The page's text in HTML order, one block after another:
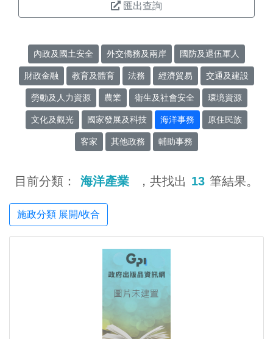
匯出查詢
內政及國土安全 外交僑務及兩岸 國防及退伍軍人
財政金融 教育及體育 法務 經濟貿易 交通及建設
勞動及人力資源 農業 衛生及社會安全 環境資源
文化及觀光 國家發展及科技 海洋事務 原住民族
客家 其他政務 輔助事務
目前分類： 海洋產業 ，共找出 13 筆結果。
施政分類 展開/收合